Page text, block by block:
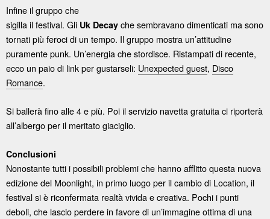
Infine il gruppo che
sigilla il festival. Gli Uk Decay che sembravano dimenticati ma sono
tornati più feroci di un tempo. Il gruppo mostra un’attitudine
puramente punk. Un’energia che stordisce. Ristampati di recente,
ecco un paio di link per gustarseli: Unexpected guest, Disco
Romance.
Si ballerà fino alle 4 e più. Poi il servizio navetta gratuita ci riporterà
all’albergo per il meritato giaciglio.
Conclusioni
Nonostante tutti i possibili problemi che hanno afflitto questa nuova
edizione del Moonlight, in primo luogo per il cambio di Location, il
festival si è riconfermata realtà vivida e creativa. Pochi i punti
deboli, che lascio perdere in favore di un’immagine ottima di una